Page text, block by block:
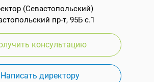
(Севастопольский)
пр-т, 95Б с.1
консультацию
Написать директору